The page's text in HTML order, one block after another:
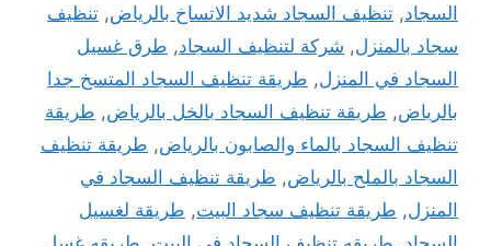
السجاد, تنظيف السجاد شديد الاتساخ بالرياض, تنظيف
سجاد بالمنزل, شركة لتنظيف السجاد, طرق غسيل
السجاد في المنزل, طريقة تنظيف السجاد المتسخ جدا
بالرياض, طريقة تنظيف السجاد بالخل بالرياض, طريقة
تنظيف السجاد بالماء والصابون بالرياض, طريقة تنظيف
السجاد بالملح بالرياض, طريقة تنظيف السجاد في
المنزل, طريقة تنظيف سجاد البيت, طريقة لغسيل